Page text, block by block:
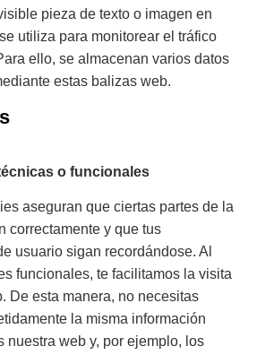
pieza de texto o imagen en
utiliza para monitorear el tráfico
ello, se almacenan varios datos
estas balizas web.
o funcionales
aseguran que ciertas partes de la
correctamente y que tus
usuario sigan recordándose. Al
funcionales, te facilitamos la visita
De esta manera, no necesitas
la misma información
nuestra web y, por ejemplo, los